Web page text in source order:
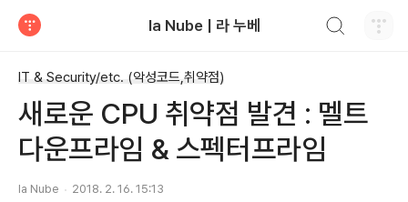
la Nube | 라 누베
IT & Security/etc. (악성코드,취약점)
새로운 CPU 취약점 발견 : 멜트
다운프라임 & 스펙터프라임
la Nube 2018. 2. 16. 15:13